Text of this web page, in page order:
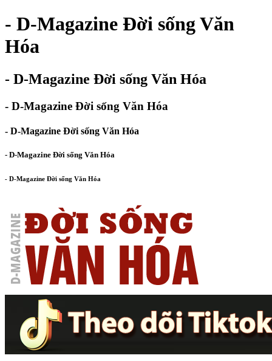
- D-Magazine Đời sống Văn
Hóa
- D-Magazine Đời sống Văn Hóa
- D-Magazine Đời sống Văn Hóa
- D-Magazine Đời sống Văn Hóa
- D-Magazine Đời sống Văn Hóa
- D-Magazine Đời sống Văn Hóa